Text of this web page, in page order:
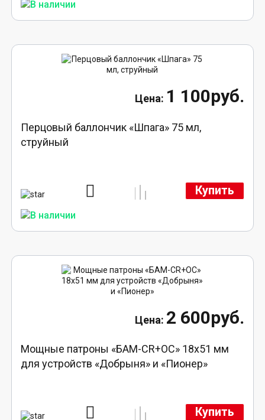
1 100руб.
Перцовый баллончик «Шпага» 75 мл,
струйный
Купить
2 600руб.
Мощные патроны «БАМ-CR+ОС» 18х51 мм
для устройств «Добрыня» и «Пионер»
Купить